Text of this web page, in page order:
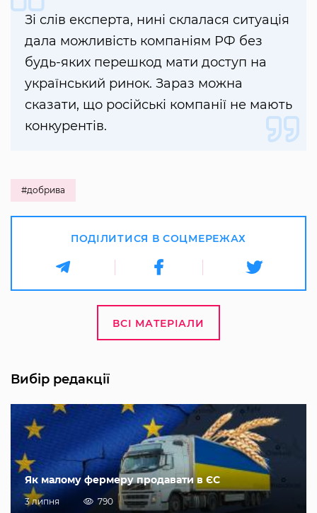
Зі слів експерта, нині склалася ситуація
дала можливість компаніям РФ без
будь-яких перешкод мати доступ на
український ринок. Зараз можна
сказати, що російські компанії не мають
конкурентів.
#добрива
ПОДІЛИТИСЯ В СОЦМЕРЕЖАХ
ВСІ МАТЕРІАЛИ
Вибір редакції
Як малому фермеру продавати в ЄС
3 липня 790